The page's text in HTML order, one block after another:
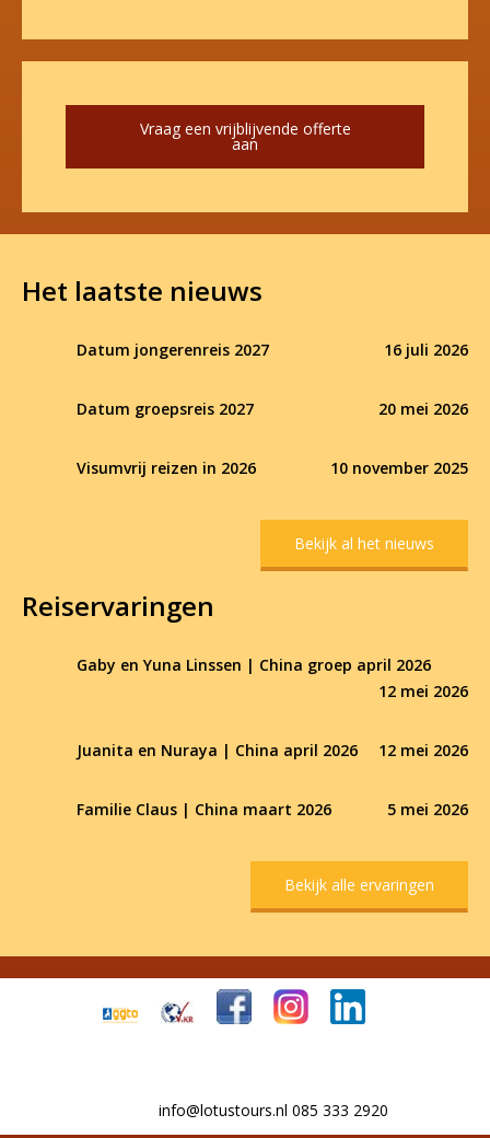
Vraag een vrijblijvende offerte
aan
Het laatste nieuws
Datum jongerenreis 2027 16 juli 2026
Datum groepsreis 2027 20 mei 2026
Visumvrij reizen in 2026 10 november 2025
Bekijk al het nieuws
Reiservaringen
Gaby en Yuna Linssen | China groep april 2026
12 mei 2026
Juanita en Nuraya | China april 2026 12 mei 2026
Familie Claus | China maart 2026 5 mei 2026
Bekijk alle ervaringen
info@lotustours.nl 085 333 2920